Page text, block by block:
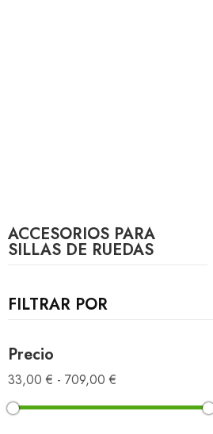
ACCESORIOS PARA
SILLAS DE RUEDAS
FILTRAR POR
Precio
33,00 € - 709,00 €